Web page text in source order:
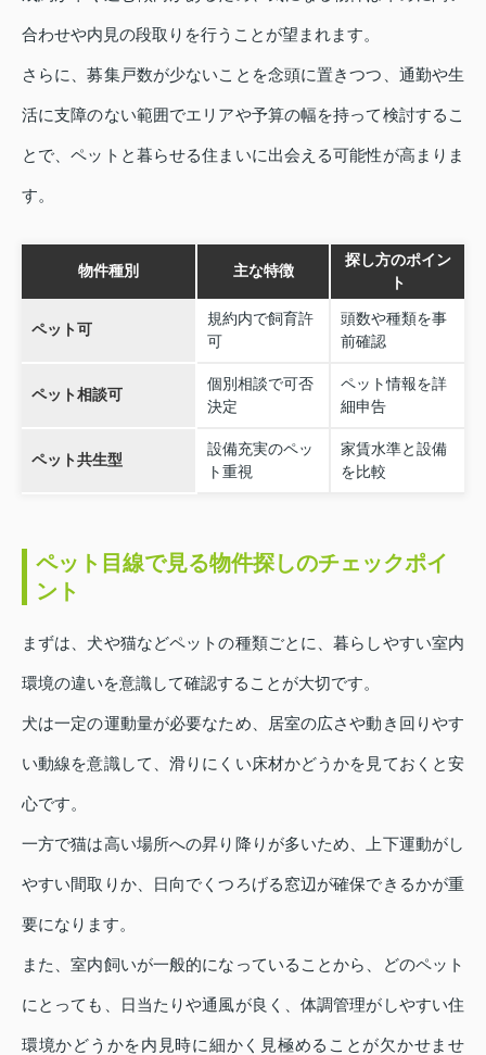
合わせや内見の段取りを行うことが望まれます。
さらに、募集戸数が少ないことを念頭に置きつつ、通勤や生
活に支障のない範囲でエリアや予算の幅を持って検討するこ
とで、ペットと暮らせる住まいに出会える可能性が高まりま
す。
物件種別 主な特徴
探し方のポイン
ト
ペット可
規約内で飼育許
可
頭数や種類を事
前確認
ペット相談可
個別相談で可否
決定
ペット情報を詳
細申告
ペット共生型
設備充実のペッ
ト重視
家賃水準と設備
を比較
ペット目線で見る物件探しのチェックポイ
ント
まずは、犬や猫などペットの種類ごとに、暮らしやすい室内
環境の違いを意識して確認することが大切です。
犬は一定の運動量が必要なため、居室の広さや動き回りやす
い動線を意識して、滑りにくい床材かどうかを見ておくと安
心です。
一方で猫は高い場所への昇り降りが多いため、上下運動がし
やすい間取りか、日向でくつろげる窓辺が確保できるかが重
要になります。
また、室内飼いが一般的になっていることから、どのペット
にとっても、日当たりや通風が良く、体調管理がしやすい住
環境かどうかを内見時に細かく見極めることが欠かせませ